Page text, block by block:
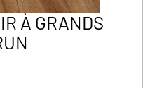
À GRANDS